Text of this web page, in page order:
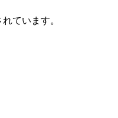
ています。